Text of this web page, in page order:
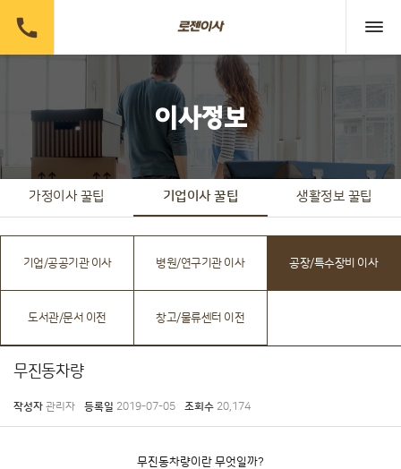

이사정보
가정이사 꿀팁 기업이사 꿀팁 생활정보 꿀팁
기업/공공기관 이사 병원/연구기관 이사 공장/특수장비 이사
도서관/문서 이전 창고/물류센터 이전
무진동차량
작성자 관리자 등록일 2019-07-05 조회수 20,174
무진동차량이란 무엇일까?